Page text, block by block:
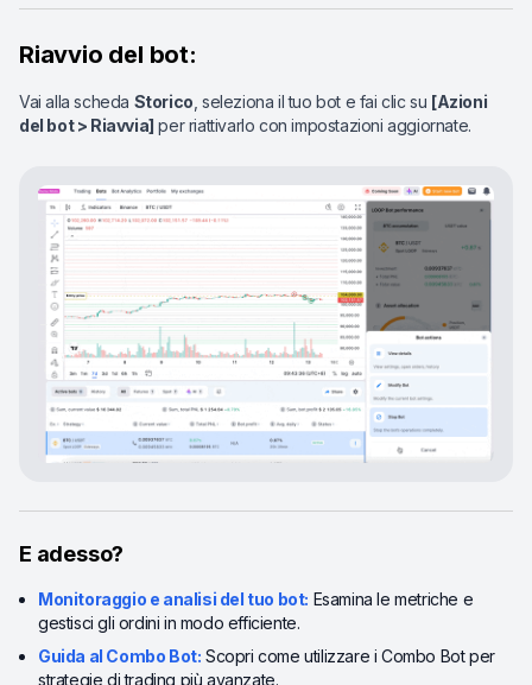
Riavvio del bot:
Vai alla scheda Storico , seleziona il tuo bot e fai clic su [Azioni
del bot > Riavvia] per riattivarlo con impostazioni aggiornate.
E adesso?
Monitoraggio e analisi del tuo bot: Esamina le metriche e
gestisci gli ordini in modo efficiente.
Guida al Combo Bot: Scopri come utilizzare i Combo Bot per
strategie di trading più avanzate.